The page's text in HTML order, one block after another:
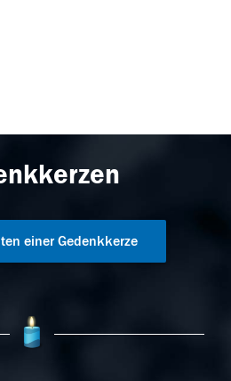
einer Gedenkkerze